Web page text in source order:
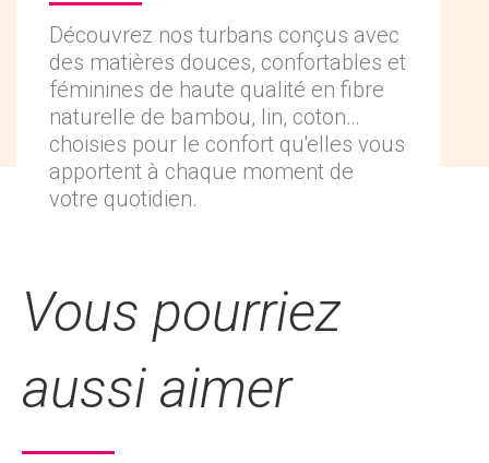
Découvrez nos turbans conçus avec
des matières douces, confortables et
féminines de haute qualité en fibre
naturelle de bambou, lin, coton…
choisies pour le confort qu'elles vous
apportent à chaque moment de
votre quotidien.
Vous pourriez
aussi aimer